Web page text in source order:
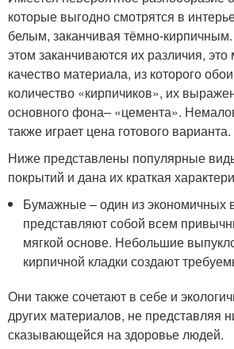
которые выгодно смотрятся в
белым, заканчивая тёмно-
этом заканчиваются их различия, это
качество материала, из которого
количество «кирпичиков», их
основного фона– «цемента».
также играет цена готового варианта.
Ниже представлены популярные
покрытий и дана их краткая
Бумажные – один из экономичных
представляют собой всем
мягкой основе. Небольшие
кирпичной кладки создают
Они также сочетают в себе и
других материалов, не представляя
сказывающейся на здоровье людей.